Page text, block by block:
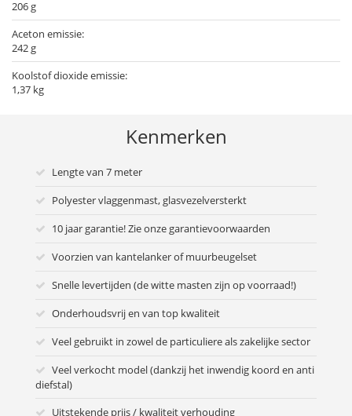
206 g
Aceton emissie:
242 g
Koolstof dioxide emissie:
1,37 kg
Kenmerken
Lengte van 7 meter
Polyester vlaggenmast, glasvezelversterkt
10 jaar garantie! Zie onze garantievoorwaarden
Voorzien van kantelanker of muurbeugelset
Snelle levertijden (de witte masten zijn op voorraad!)
Onderhoudsvrij en van top kwaliteit
Veel gebruikt in zowel de particuliere als zakelijke sector
Veel verkocht model (dankzij het inwendig koord en anti
diefstal)
Uitstekende prijs / kwaliteit verhouding